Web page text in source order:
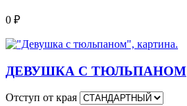
0 ₽
ДЕВУШКА С ТЮЛЬПАНОМ
Отступ от края